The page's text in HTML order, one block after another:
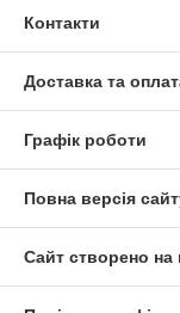
Контакти
Доставка та
Графік роботи
Повна версія
Сайт створено на